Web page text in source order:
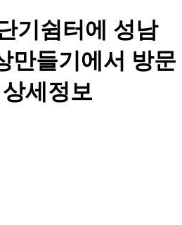
기쉼터에 성남
만들기에서 방문
세정보